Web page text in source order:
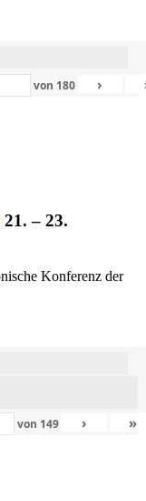
von 180 ›
21. – 23.
Konferenz der
von 149 › »